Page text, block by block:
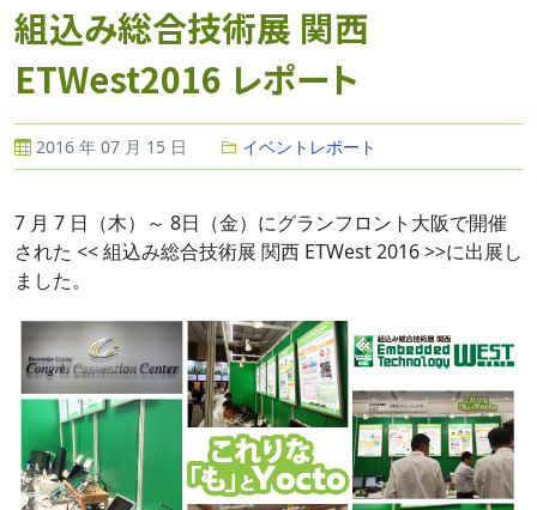
組込み総合技術展 関西
ETWest2016 レポート
2016 年 07 月 15 日 イベントレポート
7 月 7 日（木）～ 8日（金）にグランフロント大阪で開催
された << 組込み総合技術展 関西 ETWest 2016 >>に出展し
ました。